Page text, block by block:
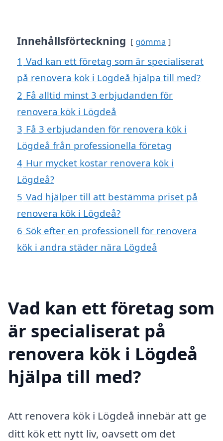
Innehållsförteckning gömma
1 Vad kan ett företag som är specialiserat
på renovera kök i Lögdeå hjälpa till med?
2 Få alltid minst 3 erbjudanden för
renovera kök i Lögdeå
3 Få 3 erbjudanden för renovera kök i
Lögdeå från professionella företag
4 Hur mycket kostar renovera kök i
Lögdeå?
5 Vad hjälper till att bestämma priset på
renovera kök i Lögdeå?
6 Sök efter en professionell för renovera
kök i andra städer nära Lögdeå
Vad kan ett företag som
är specialiserat på
renovera kök i Lögdeå
hjälpa till med?
Att renovera kök i Lögdeå innebär att ge
ditt kök ett nytt liv, oavsett om det